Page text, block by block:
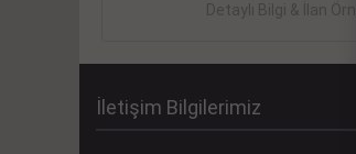
Detaylı Bilgi & İlan
İletişim Bilgilerimiz